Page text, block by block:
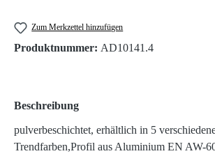
Zum Merkzettel hinzufügen
Produktnummer: AD10141.4
Beschreibung
pulverbeschichtet, erhältlich in 5
Trendfarben,Profil aus Aluminium EN AW-